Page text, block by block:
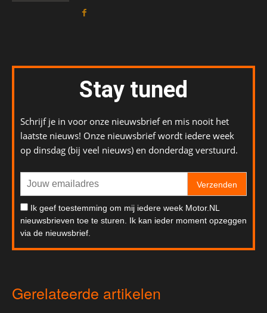
Stay tuned
Schrijf je in voor onze nieuwsbrief en mis nooit het
laatste nieuws! Onze nieuwsbrief wordt iedere week
op dinsdag (bij veel nieuws) en donderdag verstuurd.
Verzenden
Ik geef toestemming om mij iedere week Motor.NL
nieuwsbrieven toe te sturen. Ik kan ieder moment opzeggen
via de nieuwsbrief.
Gerelateerde artikelen